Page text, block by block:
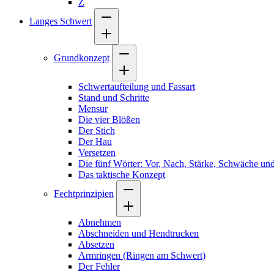
Z
Langes Schwert
Grundkonzept
Schwertaufteilung und Fassart
Stand und Schritte
Mensur
Die vier Blößen
Der Stich
Der Hau
Versetzen
Die fünf Wörter: Vor, Nach, Stärke, Schwäche
Das taktische Konzept
Fechtprinzipien
Abnehmen
Abschneiden und Hendtrucken
Absetzen
Armringen (Ringen am Schwert)
Der Fehler